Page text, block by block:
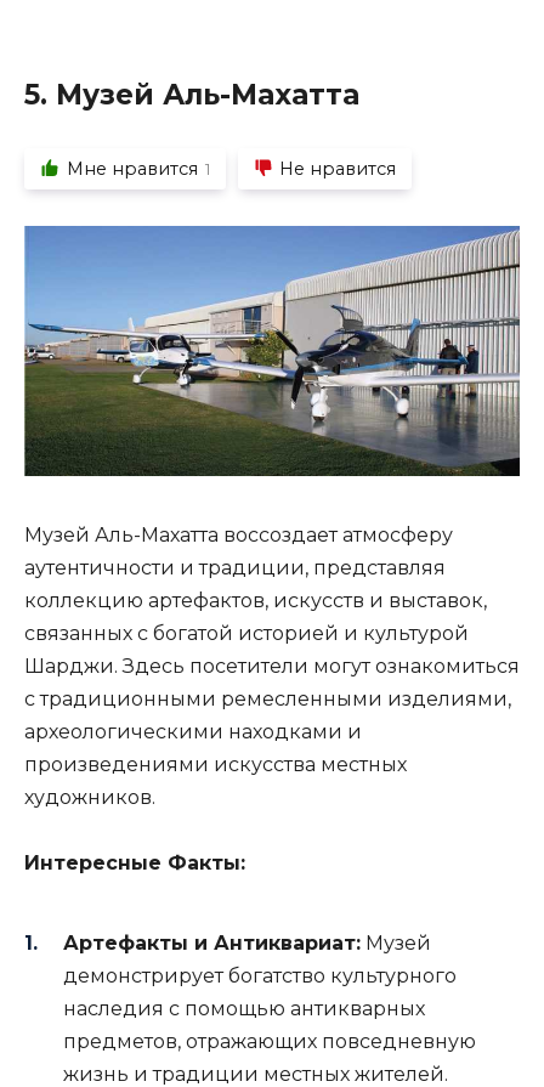
5. Музей Аль-Махатта
Мне нравится 1 Не нравится
Музей Аль-Махатта воссоздает атмосферу
аутентичности и традиции, представляя
коллекцию артефактов, искусств и выставок,
связанных с богатой историей и культурой
Шарджи. Здесь посетители могут ознакомиться
с традиционными ремесленными изделиями,
археологическими находками и
произведениями искусства местных
художников.
Интересные Факты:
Артефакты и Антиквариат: Музей
демонстрирует богатство культурного
наследия с помощью антикварных
предметов, отражающих повседневную
жизнь и традиции местных жителей.